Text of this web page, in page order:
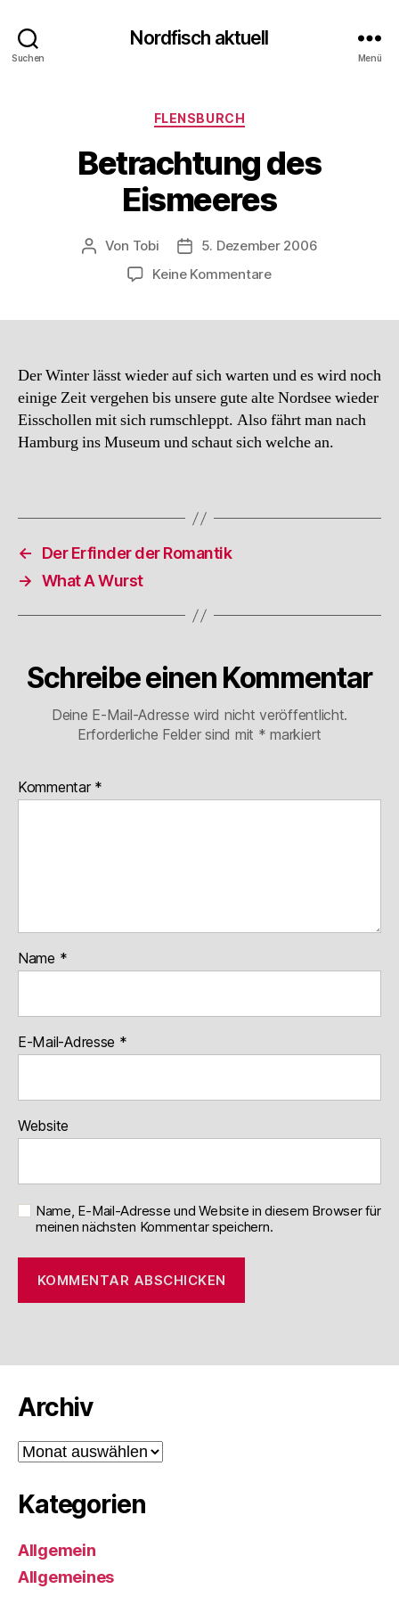
Suchen
Nordfisch aktuell
Menü
Kategorien
FLENSBURCH
Betrachtung des
Eismeeres
Beitragsautor
Von Tobi Beitragsdatum
5. Dezember 2006
Keine Kommentarezu
Der Winter lässt wieder auf sich warten und es wird noch
einige Zeit vergehen bis unsere gute alte Nordsee wieder
Eisschollen mit sich rumschleppt. Also fährt man nach
Hamburg ins Museum und schaut sich welche an.
←
Der Erfinder der Romantik
→ What A Wurst
Schreibe einen Kommentar
Deine E-Mail-Adresse wird nicht veröffentlicht.
Erforderliche Felder sind mit * markiert
Kommentar *
Name *
E-Mail-Adresse *
Website
Name, E-Mail-Adresse und Website in diesem Browser für
meinen nächsten Kommentar speichern.
Archiv
Archiv
Kategorien
Allgemein
Allgemeines